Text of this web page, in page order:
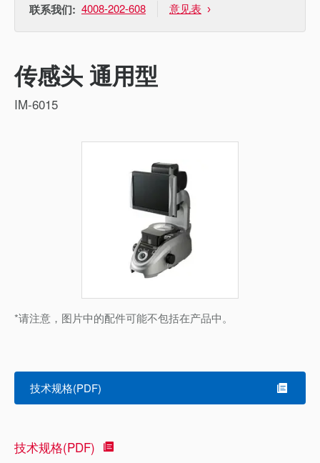
联系我们: 4008-202-608 意见表
传感头 通用型
IM-6015
*请注意，图片中的配件可能不包括在产品中。
技术规格(PDF)
技术规格(PDF)